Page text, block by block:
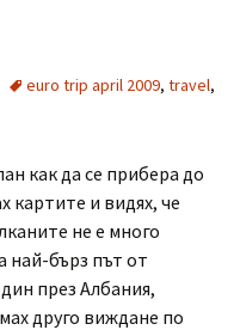
euro trip april 2009, travel,
как да се прибера до
картите и видях, че
не е много
най-бърз път от
през Албания,
друго виждане по